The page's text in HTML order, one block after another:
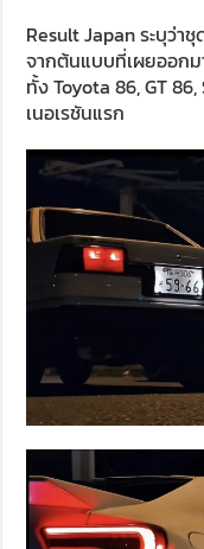
Result Japan ระบุว่า
จากต้นแบบที่เผยออก
ทั้ง Toyota 86, GT
เนอเรชันแรก